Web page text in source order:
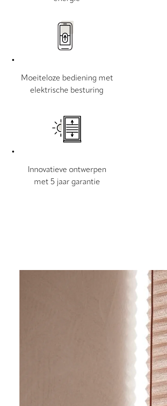
Moeiteloze bediening met
elektrische besturing
Innovatieve ontwerpen
met 5 jaar garantie